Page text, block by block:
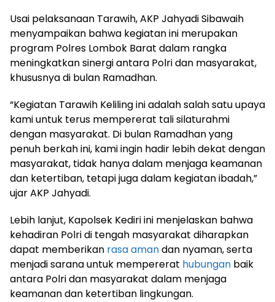
Usai pelaksanaan Tarawih, AKP Jahyadi Sibawaih
menyampaikan bahwa kegiatan ini merupakan
program Polres Lombok Barat dalam rangka
meningkatkan sinergi antara Polri dan masyarakat,
khususnya di bulan Ramadhan.
“Kegiatan Tarawih Keliling ini adalah salah satu upaya
kami untuk terus mempererat tali silaturahmi
dengan masyarakat. Di bulan Ramadhan yang
penuh berkah ini, kami ingin hadir lebih dekat dengan
masyarakat, tidak hanya dalam menjaga keamanan
dan ketertiban, tetapi juga dalam kegiatan ibadah,”
ujar AKP Jahyadi.
Lebih lanjut, Kapolsek Kediri ini menjelaskan bahwa
kehadiran Polri di tengah masyarakat diharapkan
dapat memberikan rasa amandan nyaman, serta
menjadi sarana untuk mempererat hubungan baik
antara Polri dan masyarakat dalam menjaga
keamanan dan ketertiban lingkungan.